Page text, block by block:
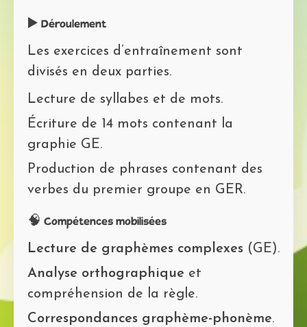
▶️ Déroulement
Les exercices d’entraînement sont
divisés en deux parties.
Lecture de syllabes et de mots.
Écriture de 14 mots contenant la
graphie GE.
Production de phrases contenant des
verbes du premier groupe en GER.
🧠 Compétences mobilisées
Lecture de graphèmes complexes (GE).
Analyse orthographique et
compréhension de la règle.
Correspondances graphème-phonème.